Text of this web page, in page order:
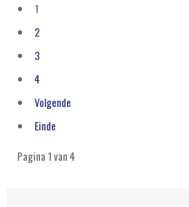
1
2
3
4
Volgende
Einde
Pagina 1 van 4